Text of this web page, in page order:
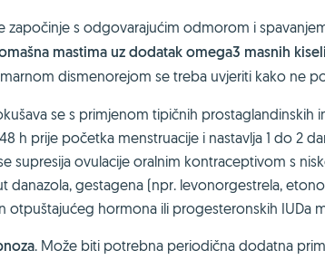
započinje s odgovarajućim odmorom i
mastima uz dodatak omega3 masnih
dismenorejom se treba uvjeriti kako ne
se s primjenom tipičnih prostaglandinskih
h prije početka menstruacije i nastavlja 1 do 2
supresija ovulacije oralnim kontraceptivom s
danazola, gestagena (npr. levonorgestrela,
otpuštajućeg hormona ili progesteronskih IUDa
. Može biti potrebna periodična dodatna